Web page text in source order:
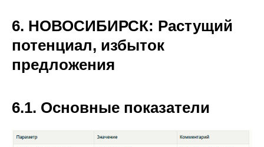
6. НОВОСИБИРСК: Растущий
потенциал, избыток
предложения
6.1. Основные показатели